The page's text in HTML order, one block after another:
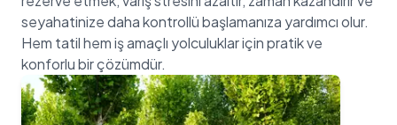
seyahatinize daha kontrollü başlamanıza yardımcı olur.
Hem tatil hem iş amaçlı yolculuklar için pratik ve